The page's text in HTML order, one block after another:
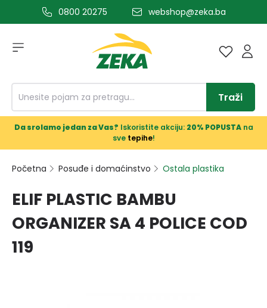
glavni sadržaj0800 20275 webshop@zeka.ba
Traži
Da srolamo jedan za Vas? Iskoristite akciju: 20% POPUSTAna
sve tepihe!
Početna Posuđe i domaćinstvo Ostala plastika
ELIF PLASTIC BAMBU
ORGANIZER SA 4 POLICE COD
119